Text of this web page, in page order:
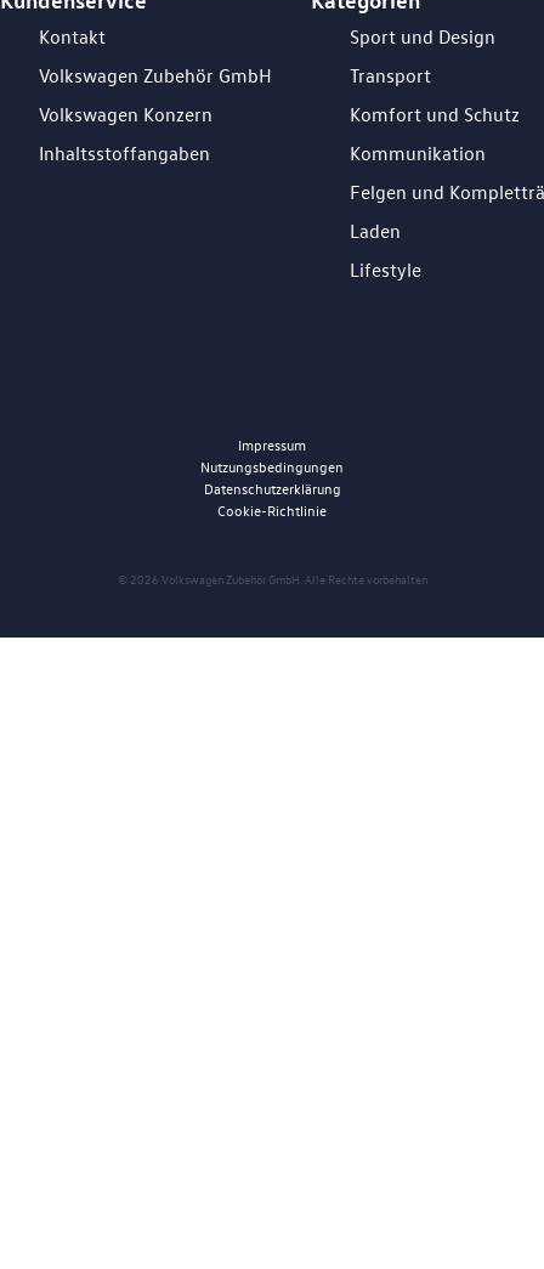
Kontakt
Volkswagen Zubehör GmbH
Volkswagen Konzern
Inhaltsstoffangaben
Sport und Design
Transport
Komfort und Schutz
Kommunikation
Felgen und
Laden
Lifestyle
© 2026 Volkswagen Zubehör GmbH. Alle Rechte vorbehalten
Impressum
Nutzungsbedingungen
Datenschutzerklärung
Cookie-Richtlinie